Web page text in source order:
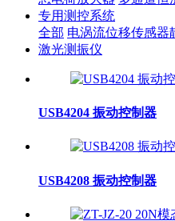
专用测控系统
全部 电涡流位移传感器
激光测振仪
USB4204 振动控制器
USB4208 振动控制器